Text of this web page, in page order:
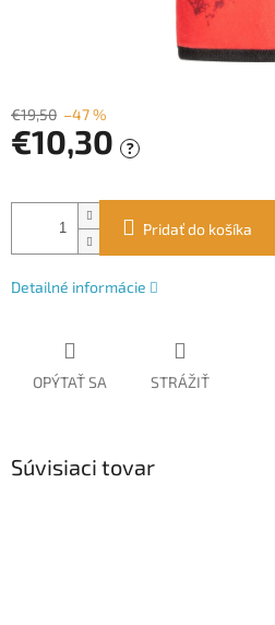
€19,50 –47 %
€10,30 ?
cena:
Pridať do košíka
Detailné informácie
OPÝTAŤ SA STRÁŽIŤ
Súvisiaci tovar